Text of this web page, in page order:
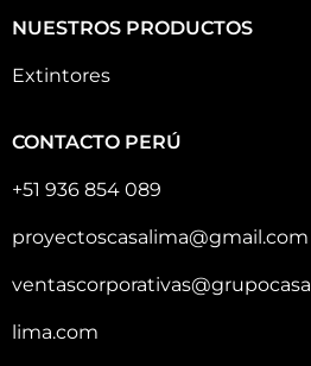
NUESTROS PRODUCTOS
Extintores
CONTACTO PERÚ
+51 936 854 089
proyectoscasalima@gmail.com
ventascorporativas@grupocasa
lima.com